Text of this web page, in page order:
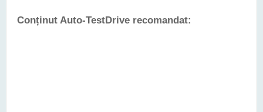
Conținut Auto-TestDrive recomandat: